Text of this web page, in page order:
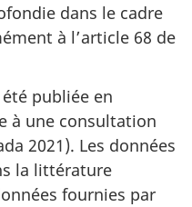
dans le cadre
à l’article 68 de
publiée en
à une consultation
2021). Les données
la littérature
fournies par